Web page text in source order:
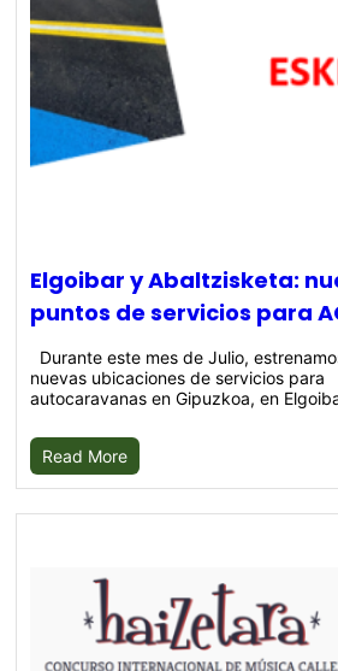
Elgoibar y Abaltzisketa:
puntos de servicios para
Durante este mes de Julio,
nuevas ubicaciones de servicios para
autocaravanas en Gipuzkoa, en
Read More